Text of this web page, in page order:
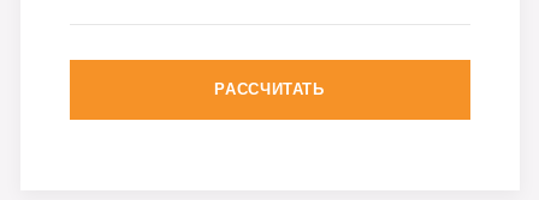
РАССЧИТАТЬ